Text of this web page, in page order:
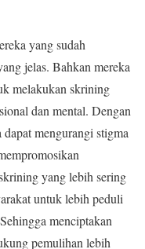
yang sudah
jelas. Bahkan mereka
melakukan skrining
dan mental. Dengan
mengurangi stigma
yang lebih sering
untuk lebih peduli
menciptakan
pemulihan lebih